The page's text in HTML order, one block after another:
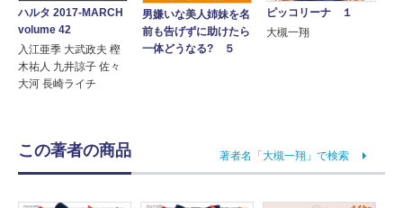
ハルタ 2017-MARCH
volume 42
入江亜季 大武政夫 樫
木祐人 九井諒子 佐々
大河 長崎ライチ
男嫌いな美人姉妹を名
前も告げずに助けたら
一体どうなる? ５
ピッコリーナ １
大槻一翔
この著者の商品 著者名「大槻一翔」で検索